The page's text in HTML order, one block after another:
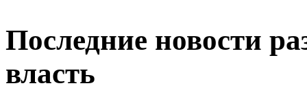
Последние новости
власть